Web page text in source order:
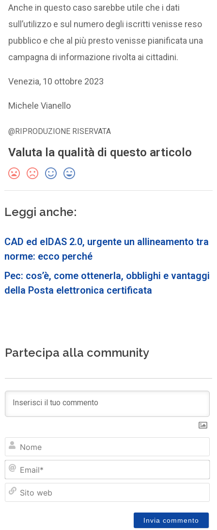
Anche in questo caso sarebbe utile che i dati
sull’utilizzo e sul numero degli iscritti venisse reso
pubblico e che al più presto venisse pianificata una
campagna di informazione rivolta ai cittadini.
Venezia, 10 ottobre 2023
Michele Vianello
@RIPRODUZIONE RISERVATA
Valuta la qualità di questo articolo
Leggi anche:
CAD ed eIDAS 2.0, urgente un allineamento tra
norme: ecco perché
Pec: cos’è, come ottenerla, obblighi e vantaggi
della Posta elettronica certificata
Partecipa alla community